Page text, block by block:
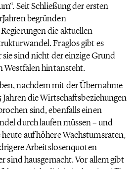
Seit Schließung der ersten
begründen
die aktuellen
Fraglos gibt es
sind nicht der einzige Grund
Westfalen hintansteht.
nachdem mit der Übernahme
Jahren die Wirtschaftsbeziehungen
sind, ebenfalls einen
durch laufen müssen – und
auf höhere Wachstumsraten,
Arbeitslosenquoten
sind hausgemacht. Vor allem gibt